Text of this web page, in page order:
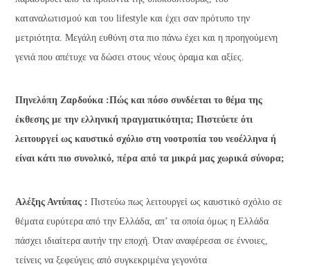
καταναλωτισμού και του lifestyle και έχει σαν πρότυπο την
μετριότητα. Μεγάλη ευθύνη στα πιο πάνω έχει και η προηγούμενη
γενιά που απέτυχε να δώσει στους νέους όραμα και αξίες.
Πηνελόπη Ζαρδούκα :Πώς και πόσο συνδέεται το θέμα της
έκθεσης με την ελληνική πραγματικότητα; Πιστεύετε ότι
λειτουργεί ως καυστικό σχόλιο στη νοοτροπία του νεοέλληνα ή
είναι κάτι πιο συνολικό, πέρα από τα μικρά μας χωρικά σύνορα;
Αλέξης Αντύπας : Πιστεύω πως λειτουργεί ως καυστικό σχόλιο σε
θέματα ευρύτερα από την Ελλάδα, απ’ τα οποία όμως η Ελλάδα
πάσχει ιδιαίτερα αυτήν την εποχή. Όταν αναφέρεσαι σε έννοιες,
τείνεις να ξεφεύγεις από συγκεκριμένα γεγονότα